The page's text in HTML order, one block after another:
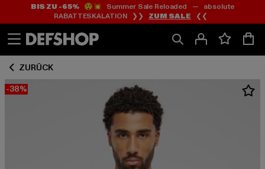
Zum
Inhalt
springen
Zum
Fußzeile
springen
BIS ZU -65%😲💥 Summer Sale Reloaded — absolute
RABATTESKALATION ❯❯ ZUM SALE ❮❮
ZURÜCK
-38%